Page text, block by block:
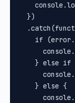
  })
if
} else if
    } else {